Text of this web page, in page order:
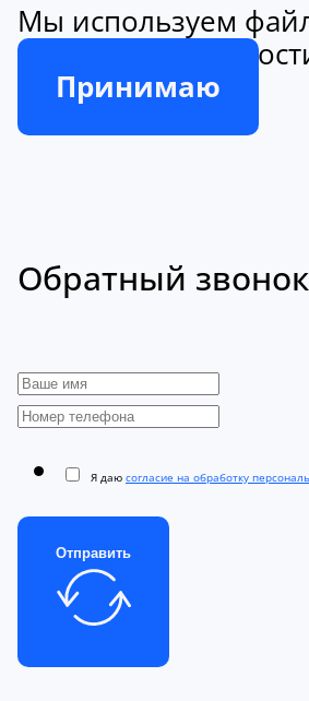
Мы используем
Принимаю
Обратный звонок
Я даю согласие на обработку
Отправить